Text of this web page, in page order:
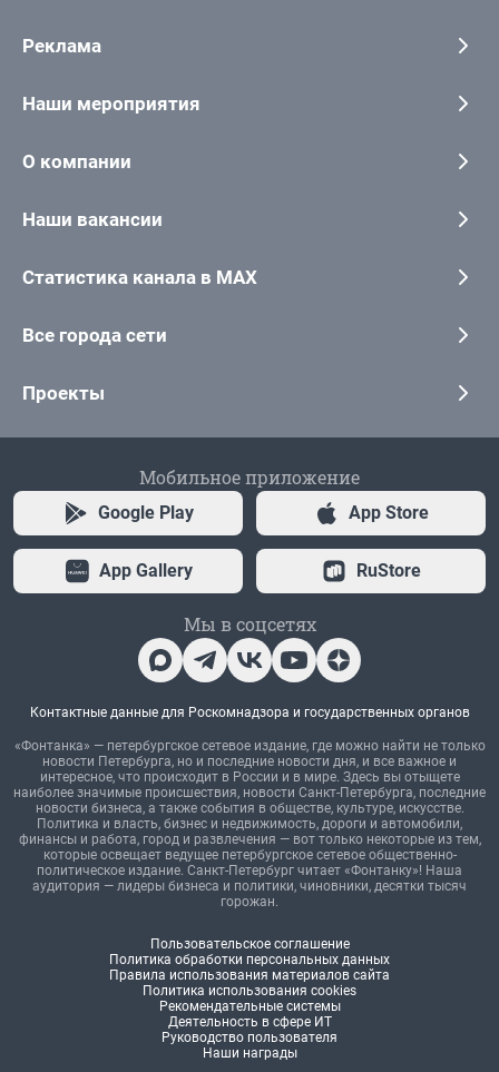
Реклама
Наши мероприятия
О компании
Наши вакансии
Статистика канала в MAX
Все города сети
Проекты
Мобильное приложение
Google Play App Store
App Gallery RuStore
Мы в соцсетях
Контактные данные для Роскомнадзора и государственных органов
«Фонтанка» — петербургское сетевое издание, где можно найти не только
новости Петербурга, но и последние новости дня, и все важное и
интересное, что происходит в России и в мире. Здесь вы отыщете
наиболее значимые происшествия, новости Санкт-Петербурга, последние
новости бизнеса, а также события в обществе, культуре, искусстве.
Политика и власть, бизнес и недвижимость, дороги и автомобили,
финансы и работа, город и развлечения — вот только некоторые из тем,
которые освещает ведущее петербургское сетевое общественно-
политическое издание. Санкт-Петербург читает «Фонтанку»! Наша
аудитория — лидеры бизнеса и политики, чиновники, десятки тысяч
горожан.
Пользовательское соглашение
Политика обработки персональных данных
Правила использования материалов сайта
Политика использования cookies
Рекомендательные системы
Деятельность в сфере ИТ
Руководство пользователя
Наши награды